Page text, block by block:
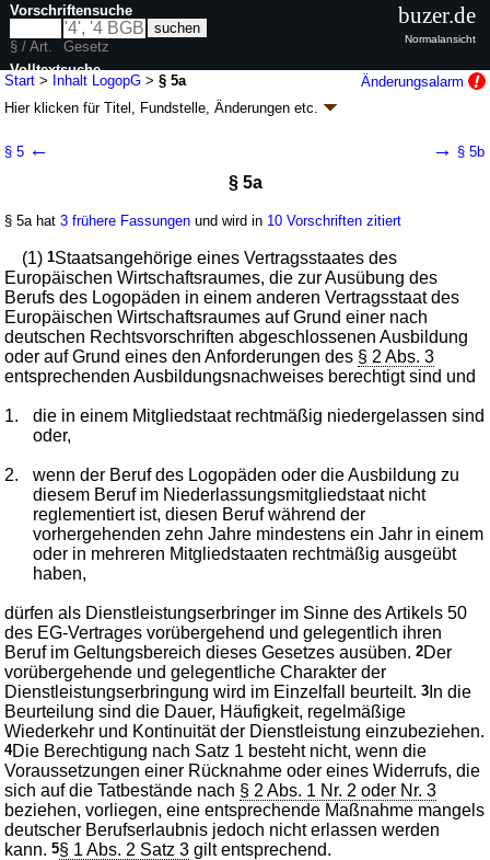
Start > Inhalt LogopG >§ 5a
Änderungsalarm
Hier klicken fürTitel, Fundstelle, Änderungen etc.
(LogopG
; zuletzt geändert durch
Geltung ab 01.10.1980; FNA: 2124-13 Hebammen und Heilhilfsberufe
wird in 29 Vorschriften zitiert
I. Abschnitt Die Erlaubnis
§ 5 ← → § 5b
§ 5a
§ 5a hat3 frühere Fassungen und wird in 10 Vorschriften zitiert
(1)1Staatsangehörige eines Vertragsstaates des
Europäischen Wirtschaftsraumes, die zur Ausübung des
Berufs des Logopäden in einem anderen Vertragsstaat des
Europäischen Wirtschaftsraumes auf Grund einer nach
deutschen Rechtsvorschriften abgeschlossenen Ausbildung
oder auf Grund eines den Anforderungen des § 2 Abs. 3
entsprechenden Ausbildungsnachweises berechtigt sind und
1.
die in einem Mitgliedstaat rechtmäßig niedergelassen sind
oder,
2.
wenn der Beruf des Logopäden oder die Ausbildung zu
diesem Beruf im Niederlassungsmitgliedstaat nicht
reglementiert ist, diesen Beruf während der
vorhergehenden zehn Jahre mindestens ein Jahr in einem
oder in mehreren Mitgliedstaaten rechtmäßig ausgeübt
haben,
dürfen als Dienstleistungserbringer im Sinne des Artikels 50
des EG-Vertrages vorübergehend und gelegentlich ihren
Beruf im Geltungsbereich dieses Gesetzes ausüben.2Der
vorübergehende und gelegentliche Charakter der
Dienstleistungserbringung wird im Einzelfall beurteilt.3 In die
Beurteilung sind die Dauer, Häufigkeit, regelmäßige
Wiederkehr und Kontinuität der Dienstleistung einzubeziehen.
4Die Berechtigung nach Satz 1 besteht nicht, wenn die
Voraussetzungen einer Rücknahme oder eines Widerrufs, die
sich auf die Tatbestände nach § 2 Abs. 1 Nr. 2 oder Nr. 3
beziehen, vorliegen, eine entsprechende Maßnahme mangels
deutscher Berufserlaubnis jedoch nicht erlassen werden
kann.5§ 1 Abs. 2 Satz 3 gilt entsprechend.
Vorschriftensuche
§ / Art.
Gesetz
Volltextsuche
nur in LogopG
buzer.de
Normalansicht